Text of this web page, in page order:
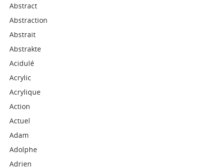
Abstract
Abstraction
Abstrait
Abstrakte
Acidulé
Acrylic
Acrylique
Action
Actuel
Adam
Adolphe
Adrien